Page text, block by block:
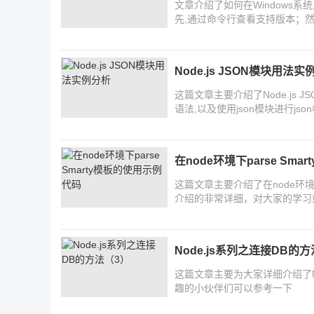
文章介绍了如何在Windows系
先,通过命令行查看支持版本；
Node.js JSON模块用法实
这篇文章主要介绍了Node.js
语法,以及使用json模块进行
在node环境下parse
这篇文章主要介绍了在node环
介绍的非常详细，对大家的学
Node.js系列之连接DB的方
这篇文章主要为大家详细介绍
趣的小伙伴们可以参考一下